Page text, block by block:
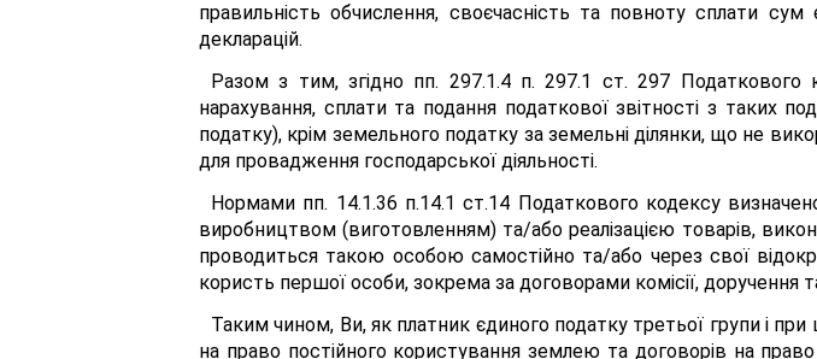
правильність обчислення, своєчасність та повноту сплати
декларацій.
Разом з тим, згідно пп. 297.1.4 п. 297.1 ст. 297 Податкового
нарахування, сплати та подання податкової звітності з таких
податку), крім земельного податку за земельні ділянки, що не
для провадження господарської діяльності.
Нормами пп. 14.1.36 п.14.1 ст.14 Податкового кодексу
виробництвом (виготовленням) та/або реалізацією товарів,
проводиться такою особою самостійно та/або через свої
користь першої особи, зокрема за договорами комісії, доручення
Таким чином, Ви, як платник єдиного податку третьої групи і
на право постійного користування землею та договорів на